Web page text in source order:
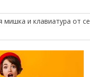
мишка и клавиатура от